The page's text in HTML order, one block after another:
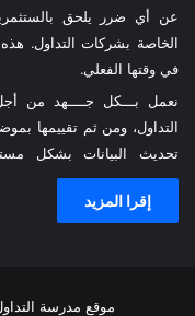
عن أي ضرر يلحق
الخاصة بشركات التداول.
في وقتها الفعلي.
نعمل بـــكل جــــهد من
التداول، ومن ثم تقييمها
تحديث البيانات بشكل
إقرا المزيد
موقع مدرسة